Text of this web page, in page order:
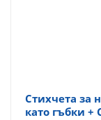
Стихчета за
като гъбки +